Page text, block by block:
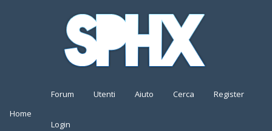
Home
Forum Utenti Aiuto Cerca Register
Login